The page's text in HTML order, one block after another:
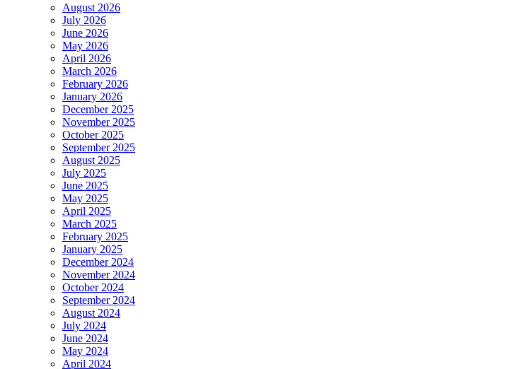
August 2026
July 2026
June 2026
May 2026
April 2026
March 2026
February 2026
January 2026
December 2025
November 2025
October 2025
September 2025
August 2025
July 2025
June 2025
May 2025
April 2025
March 2025
February 2025
January 2025
December 2024
November 2024
October 2024
September 2024
August 2024
July 2024
June 2024
May 2024
April 2024